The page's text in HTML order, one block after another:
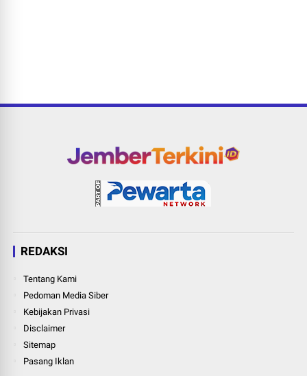
REDAKSI
Tentang Kami
Pedoman Media Siber
Kebijakan Privasi
Disclaimer
Sitemap
Pasang Iklan